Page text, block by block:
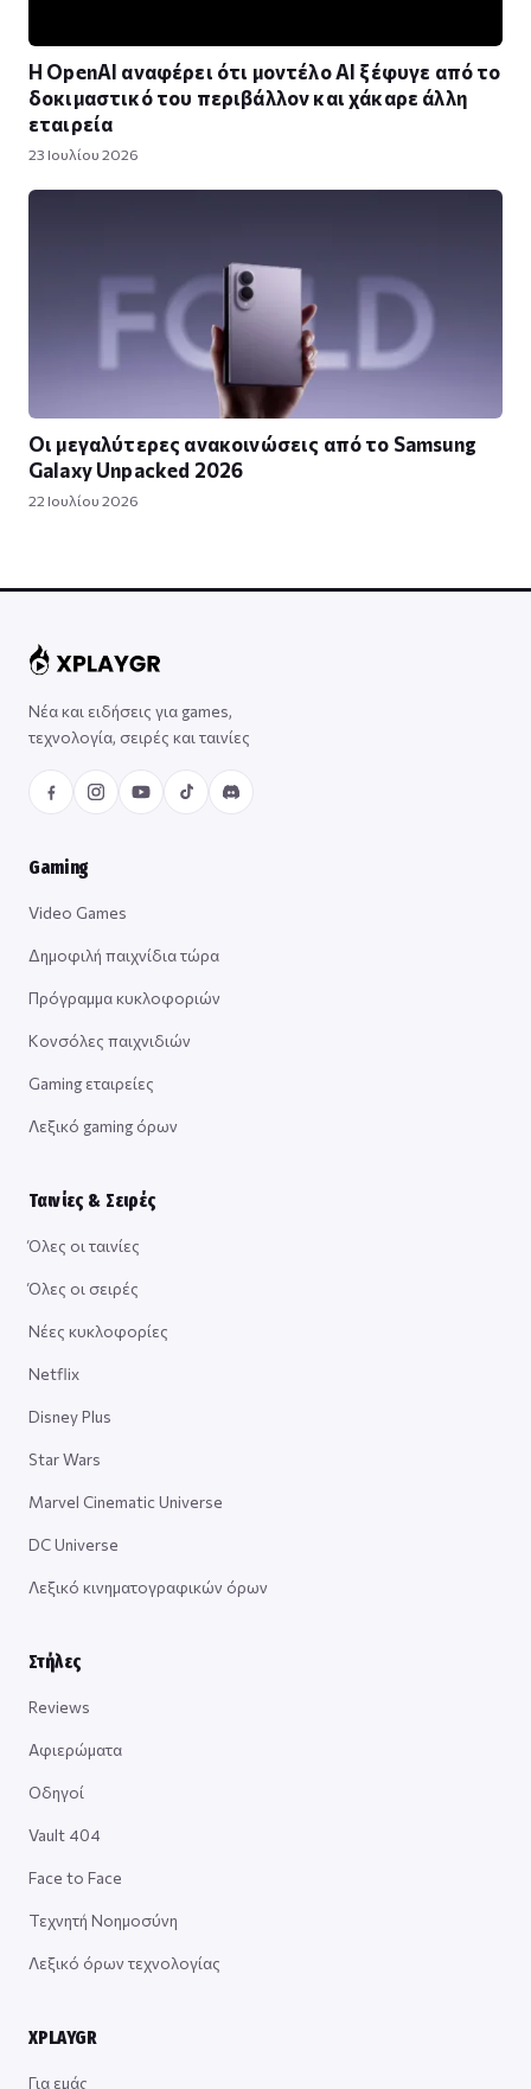
Η OpenAI αναφέρει ότι μοντέλο AI ξέφυγε από το
δοκιμαστικό του περιβάλλον και χάκαρε άλλη
εταιρεία
23 Ιουλίου 2026
Οι μεγαλύτερες ανακοινώσεις από το Samsung
Galaxy Unpacked 2026
22 Ιουλίου 2026
Νέα και ειδήσεις για games,
τεχνολογία, σειρές και ταινίες
Gaming
Video Games
Δημοφιλή παιχνίδια τώρα
Πρόγραμμα κυκλοφοριών
Κονσόλες παιχνιδιών
Gaming εταιρείες
Λεξικό gaming όρων
Ταινίες & Σειρές
Όλες οι ταινίες
Όλες οι σειρές
Νέες κυκλοφορίες
Netflix
Disney Plus
Star Wars
Marvel Cinematic Universe
DC Universe
Λεξικό κινηματογραφικών όρων
Στήλες
Reviews
Αφιερώματα
Οδηγοί
Vault 404
Face to Face
Τεχνητή Νοημοσύνη
Λεξικό όρων τεχνολογίας
XPLAYGR
Για εμάς